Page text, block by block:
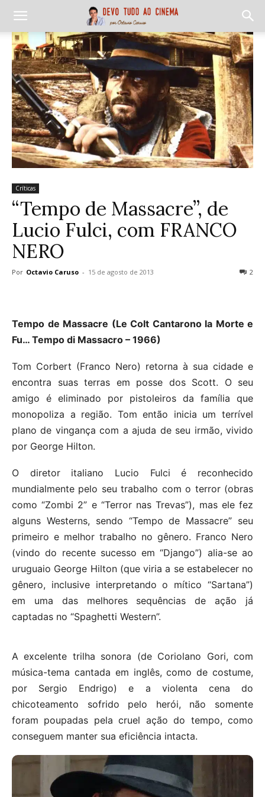
Críticas
“Tempo de Massacre”, de
Lucio Fulci, com FRANCO
NERO
Por Octavio Caruso - 15 de agosto de 2013 2
Tempo de Massacre (Le Colt Cantarono la Morte e
Fu… Tempo di Massacro – 1966)
Tom Corbert (Franco Nero) retorna à sua cidade e
encontra suas terras em posse dos Scott. O seu
amigo é eliminado por pistoleiros da família que
monopoliza a região. Tom então inicia um terrível
plano de vingança com a ajuda de seu irmão, vivido
por George Hilton.
O diretor italiano Lucio Fulci é reconhecido
mundialmente pelo seu trabalho com o terror (obras
como “Zombi 2” e “Terror nas Trevas”), mas ele fez
alguns Westerns, sendo “Tempo de Massacre” seu
primeiro e melhor trabalho no gênero. Franco Nero
(vindo do recente sucesso em “Django”) alia-se ao
uruguaio George Hilton (que viria a se estabelecer no
gênero, inclusive interpretando o mítico “Sartana”)
em uma das melhores sequências de ação já
captadas no “Spaghetti Western”.
A excelente trilha sonora (de Coriolano Gori, com
música-tema cantada em inglês, como de costume,
por Sergio Endrigo) e a violenta cena do
chicoteamento sofrido pelo herói, não somente
foram poupadas pela cruel ação do tempo, como
conseguem manter sua eficiência intacta.